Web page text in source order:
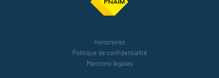
Honoraires
Politique de confidentialité
Mentions légales